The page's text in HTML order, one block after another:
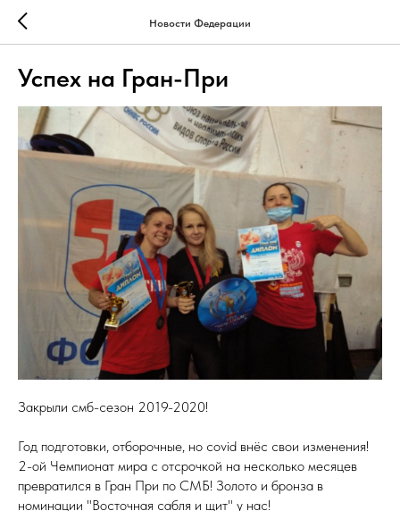
Новости Федерации
Успех на Гран-При
Закрыли смб-сезон 2019-2020!
Год подготовки, отборочные, но covid внёс свои изменения!
2-ой Чемпионат мира с отсрочкой на несколько месяцев
превратился в Гран При по СМБ! Золото и бронза в
номинации "Восточная сабля и щит" у нас!